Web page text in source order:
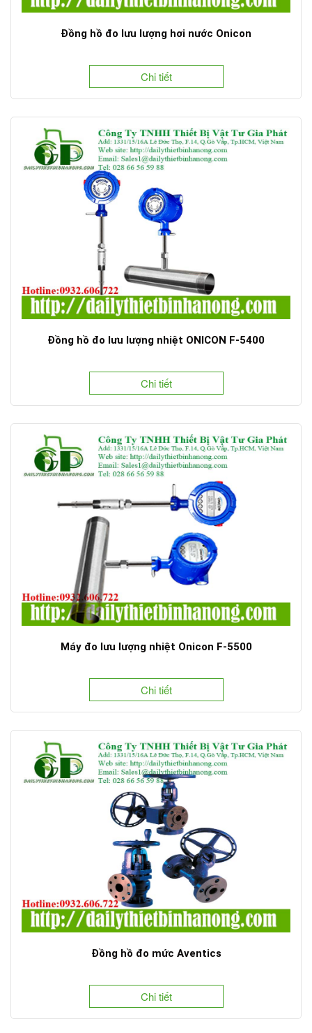
Đồng hồ đo lưu lượng hơi nước Onicon
Chi tiết
Đồng hồ đo lưu lượng nhiệt ONICON F-5400
Chi tiết
Máy đo lưu lượng nhiệt Onicon F-5500
Chi tiết
Đồng hồ đo mức Aventics
Chi tiết